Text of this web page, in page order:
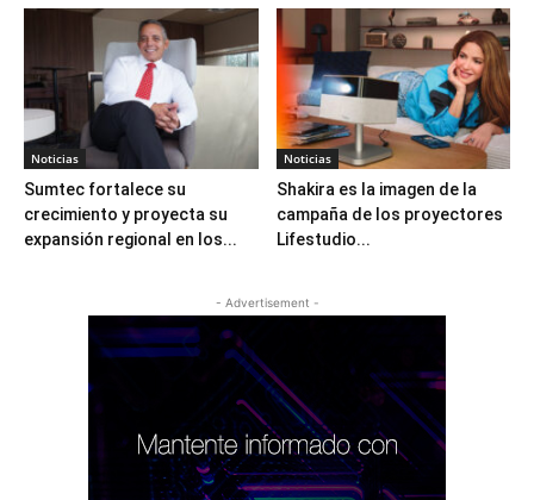
Noticias
Sumtec fortalece su
crecimiento y proyecta su
expansión regional en los...
Noticias
Shakira es la imagen de la
campaña de los proyectores
Lifestudio...
- Advertisement -